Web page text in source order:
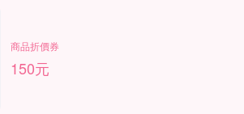
商品折價券
150元